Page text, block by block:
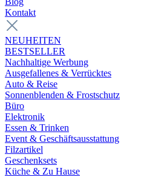
Kontakt
NEUHEITEN
BESTSELLER
Nachhaltige Werbung
Ausgefallenes & Verrücktes
Auto & Reise
Sonnenblenden & Frostschutz
Büro
Elektronik
Essen & Trinken
Event & Geschäftsausstattung
Filzartikel
Geschenksets
Küche & Zu Hause